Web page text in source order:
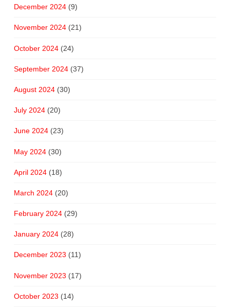
December 2024(9)
November 2024(21)
October 2024(24)
September 2024(37)
August 2024(30)
July 2024(20)
June 2024(23)
May 2024(30)
April 2024(18)
March 2024(20)
February 2024(29)
January 2024(28)
December 2023 (11)
November 2023 (17)
October 2023 (14)